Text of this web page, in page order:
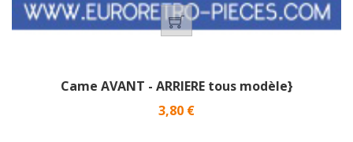
Came AVANT - ARRIERE tous modèle}
Prix
3,80 €